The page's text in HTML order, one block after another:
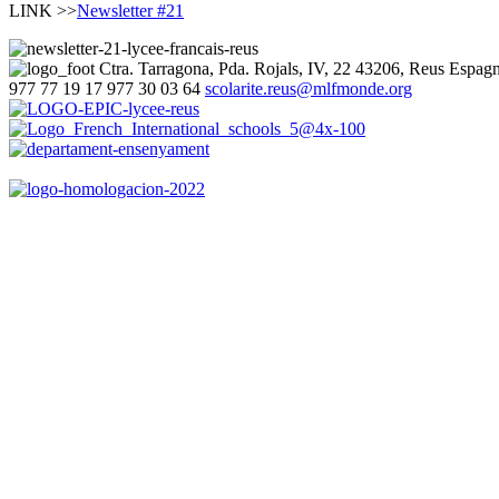
LINK >>Newsletter #21
Ctra. Tarragona, Pda. Rojals, IV, 22 43206, Reus
977 77 19 17 977 30 03 64 scolarite.reus@mlfmonde.org